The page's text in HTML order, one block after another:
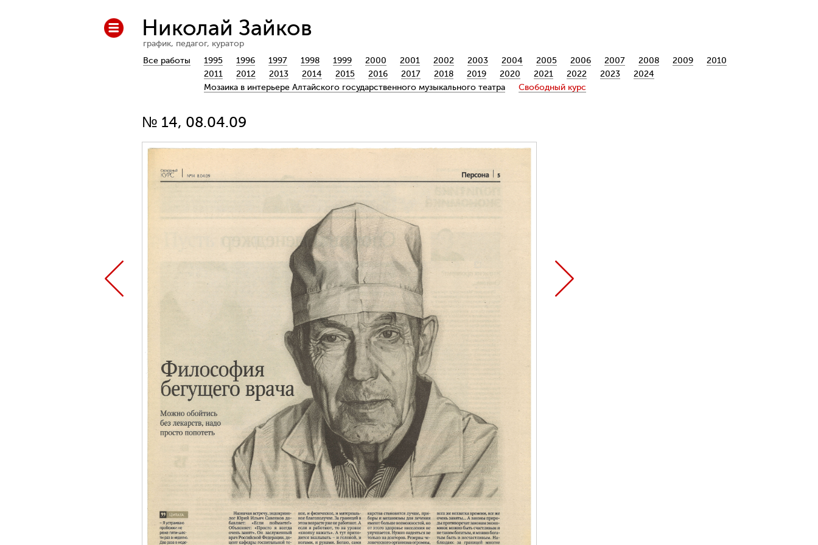
Николай Зайков
график, педагог, куратор
Все работы
1995 1996 1997 1998 1999 2000 2001 2002 2003 2004 2005 2006 2007 2008 2009
2010
2011
2012 2013 2014 2015 2016 2017 2018 2019 2020 2021 2022 2023
2024
Мозаика в интерьере Алтайского государственного музыкального театра
Свободный курс
№ 14, 08.04.09